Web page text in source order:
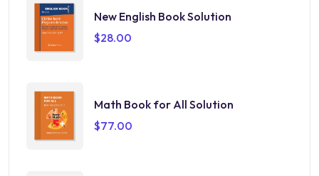
New English Book Solution
$28.00
Math Book for All Solution
$77.00